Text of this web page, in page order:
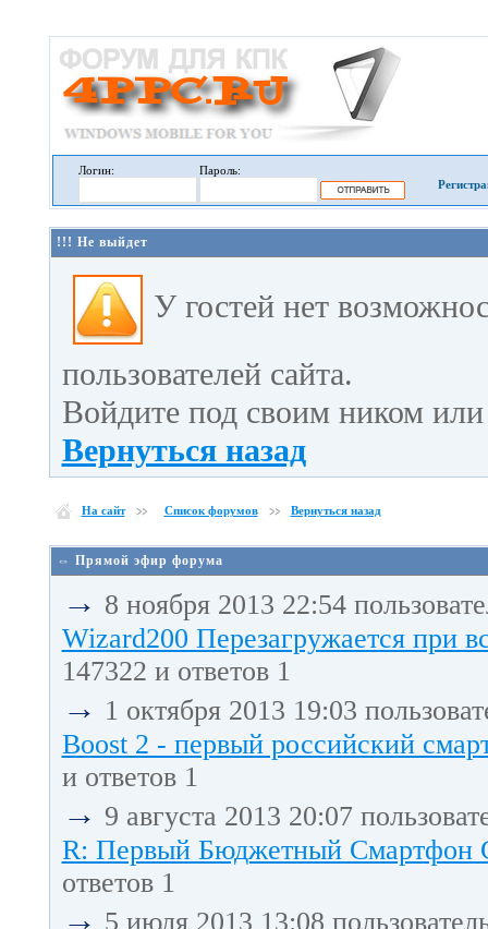
Логин:
Пароль:
!!! Не выйдет
У гостей нет
пользователей сайта.
Войдите под своим ником или
Вернуться назад
На сайт Список форумов Вернуться назад
⇔ Прямой эфир форума
→ 8 ноября 2013 22:54
Wizard200 Перезагружается при
147322 и ответов 1
→ 1 октября 2013 19:03
Boost 2 - первый российский
и ответов 1
→ 9 августа 2013 20:07
R: Первый Бюджетный Смартфон
ответов 1
→ 5 июля 2013 13:08